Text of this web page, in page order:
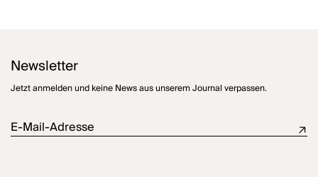
Newsletter
Jetzt anmelden und keine News aus unserem Journal verpassen.
E-Mail-Adresse